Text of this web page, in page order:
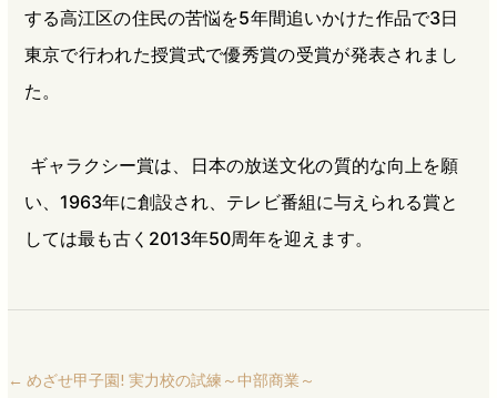
する高江区の住民の苦悩を5年間追いかけた作品で3日
東京で行われた授賞式で優秀賞の受賞が発表されまし
た。
ギャラクシー賞は、日本の放送文化の質的な向上を願
い、1963年に創設され、テレビ番組に与えられる賞と
しては最も古く2013年50周年を迎えます。
← めざせ甲子園! 実力校の試練～中部商業～